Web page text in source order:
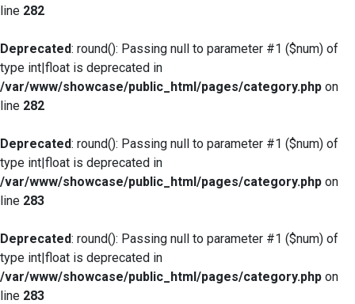
line 282
Deprecated: round(): Passing null to parameter #1 ($num) of
type int|float is deprecated in
/var/www/showcase/public_html/pages/category.php on
line 282
Deprecated: round(): Passing null to parameter #1 ($num) of
type int|float is deprecated in
/var/www/showcase/public_html/pages/category.php on
line 283
Deprecated: round(): Passing null to parameter #1 ($num) of
type int|float is deprecated in
/var/www/showcase/public_html/pages/category.php on
line 283